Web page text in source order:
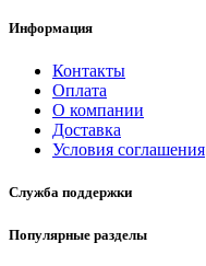
Информация
Контакты
Оплата
О компании
Доставка
Условия соглашения
Служба поддержки
Популярные разделы